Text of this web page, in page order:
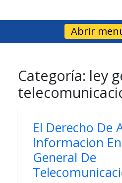
Abrir
Categoría: ley
El Derecho De
Informacion
General De